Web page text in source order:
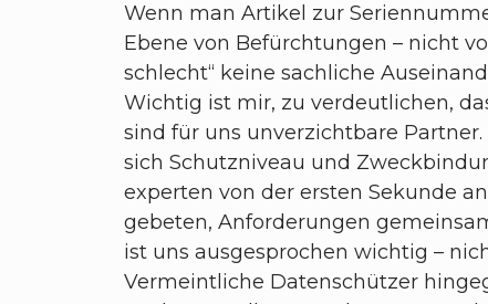
Wenn man Artikel zur
Ebene von Befürchtungen – nicht
schlecht“ keine sachliche
Wichtig ist mir, zu verdeutlichen,
sind für uns unverzichtbare
sich Schutzniveau und
experten von der ersten Sekunde
gebeten, Anforderungen
ist uns ausgesprochen wichtig –
Vermeintliche Datenschützer